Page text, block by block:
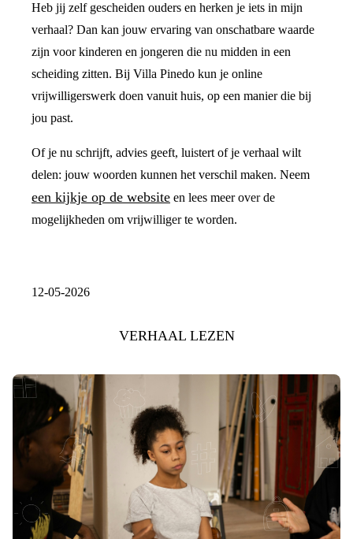
Heb jij zelf gescheiden ouders en herken je iets in mijn
verhaal? Dan kan jouw ervaring van onschatbare waarde
zijn voor kinderen en jongeren die nu midden in een
scheiding zitten. Bij Villa Pinedo kun je online
vrijwilligerswerk doen vanuit huis, op een manier die bij
jou past.
Of je nu schrijft, advies geeft, luistert of je verhaal wilt
delen: jouw woorden kunnen het verschil maken. Neem
een kijkje op de website en lees meer over de
mogelijkheden om vrijwilliger te worden.
12-05-2026
VERHAAL LEZEN